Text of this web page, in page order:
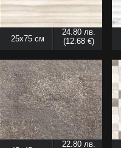
25x75 см
24.80 лв.
(12.68 €)
22.80 лв.